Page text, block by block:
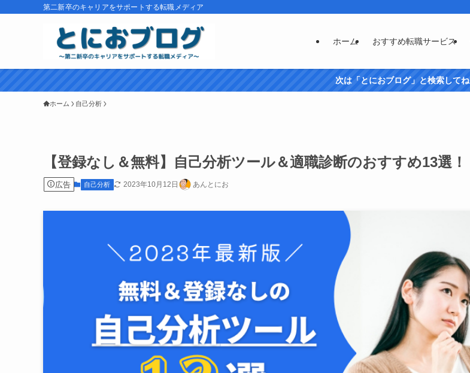
第二新卒のキャリアをサポートする転職メディア
ホーム おすすめ転職サービス
次は「とにおブログ」と検索してね
ホーム 自己分析
【登録なし＆無料】自己分析ツール＆適職診断のおすすめ13選！
広告 自己分析 2023年10月12日 あんとにお